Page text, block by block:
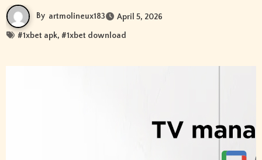
By artmolineux183 April 5, 2026
#1xbet apk, #1xbet download